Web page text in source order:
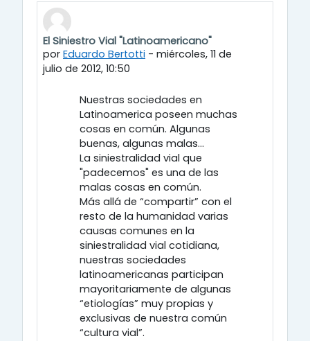
El Siniestro Vial "Latinoamericano"
por Eduardo Bertotti - miércoles, 11 de
julio de 2012, 10:50
Número de respuestas: 0
Nuestras sociedades en
Latinoamerica poseen muchas
cosas en común. Algunas
buenas, algunas malas...
La siniestralidad vial que
"padecemos" es una de las
malas cosas en común.
Más allá de “compartir” con el
resto de la humanidad varias
causas comunes en la
siniestralidad vial cotidiana,
nuestras sociedades
latinoamericanas participan
mayoritariamente de algunas
“etiologías” muy propias y
exclusivas de nuestra común
“cultura vial”.